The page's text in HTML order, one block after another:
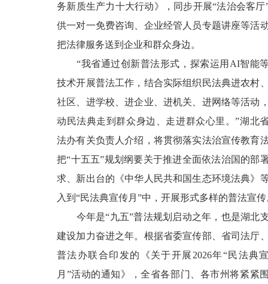
务新质生产力十大行动》，同步开展“法治会客厅
供一对一免费咨询、企业经管人员专题讲座等活
把法律服务送到企业和群众身边。
“我省通过创新普法形式，探索运用AI智能
技术开展普法工作，结合实际组织民法典进农村
社区、进学校、进企业、进机关、进网络等活动
动民法典走到群众身边、走进群众心里。”湖北
法办有关负责人介绍，将贯彻落实法治宣传教育
把“十五五”规划纲要关于推进全面依法治国的部
求、新出台的《中华人民共和国生态环境法典》
入到“民法典宣传月”中，开展形式多样的普法宣
今年是“九五”普法规划启动之年，也是湖北
建设加力奋进之年。根据省委宣传部、省司法厅
普法办联合印发的《关于开展2026年“民法典
月”活动的通知》，全省各部门、各市州将紧紧